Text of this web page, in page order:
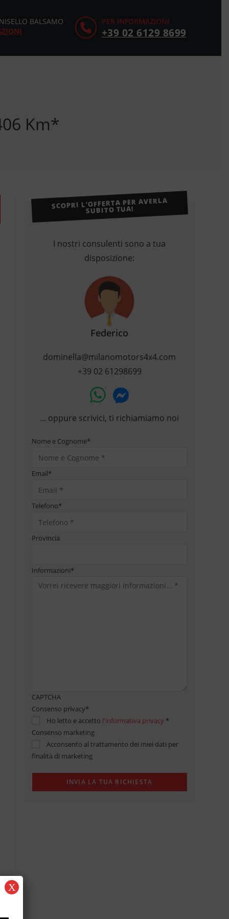
PER INFORMAZIONI
+39 02 6129 8699
BALSAMO
Km*
SCOPRI L’OFFERTA PER AVERLA
SUBITO TUA!
I nostri consulenti sono a tua
disposizione:
Federico
dominella@milanomotors4x4.com
+39 02 61298699
... oppure scrivici, ti richiamiamo noi
Nome e Cognome*
Email*
Telefono*
Provincia
Informazioni*
CAPTCHA
Consenso privacy*
Ho letto e accetto l'informativa privacy *
Consenso marketing
Acconsento al trattamento dei miei dati per
finalità di marketing
X